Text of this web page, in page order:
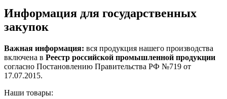
Информация для государственных
закупок
Важная информация: вся продукция нашего производства
включена в Реестр российской промышленной продукции
согласно Постановлению Правительства РФ №719 от
17.07.2015.
Наши товары: